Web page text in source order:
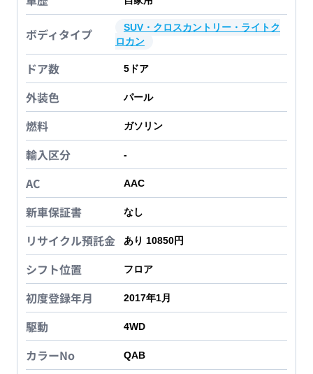
ボディタイプ
SUV・クロスカントリー・ライトク
ロカン
ドア数 5 ドア
外装色 パール
燃料 ガソリン
輸入区分 -
AC AAC
新車保証書 なし
リサイクル預託金 あり 10850円
シフト位置 フロア
初度登録年月 2017年1月
駆動 4WD
カラーNo QAB